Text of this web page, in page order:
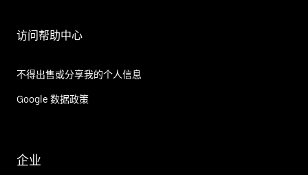
访问帮助中心
不得出售或分享我的个人信息
Google 数据政策
企业